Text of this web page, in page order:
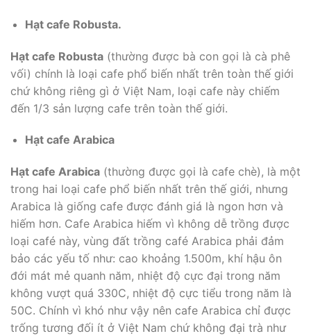
Hạt cafe Robusta.
Hạt cafe Robusta (thường được bà con gọi là cà phê
vối) chính là loại cafe phổ biến nhất trên toàn thế giới
chứ không riêng gì ở Việt Nam, loại cafe này chiếm
đến 1/3 sản lượng cafe trên toàn thế giới.
Hạt cafe Arabica
Hạt cafe Arabica (thường được gọi là cafe chè), là một
trong hai loại cafe phổ biến nhất trên thế giới, nhưng
Arabica là giống cafe được đánh giá là ngon hơn và
hiếm hơn. Cafe Arabica hiếm vì không dễ trồng được
loại café này, vùng đất trồng café Arabica phải đảm
bảo các yếu tố như: cao khoảng 1.500m, khí hậu ôn
đới mát mẻ quanh năm, nhiệt độ cực đại trong năm
không vượt quá 330C, nhiệt độ cực tiểu trong năm là
50C. Chính vì khó như vậy nên cafe Arabica chỉ được
trống tương đối ít ở Việt Nam chứ không đại trà như